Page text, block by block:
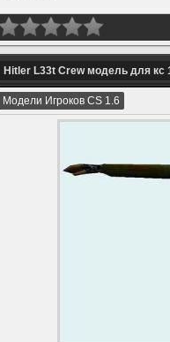
Hitler L33t Crew модель для кс
Модели Игроков CS 1.6